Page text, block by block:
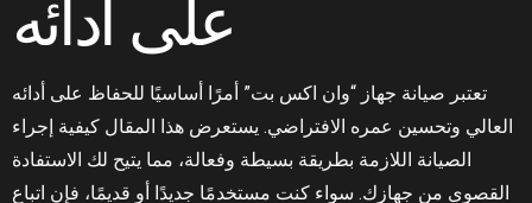
على أدائه
تعتبر صيانة جهاز “وان اكس بت” أمرًا أساسيًا للحفاظ على أدائه
العالي وتحسين عمره الافتراضي. يستعرض هذا المقال كيفية إجراء
الصيانة اللازمة بطريقة بسيطة وفعالة، مما يتيح لك الاستفادة
القصوى من جهازك. سواء كنت مستخدمًا جديدًا أو قديمًا، فإن اتباع